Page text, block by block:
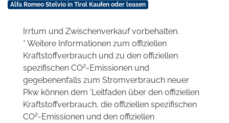
Alfa Romeo Stelvio in Tirol Kaufen oder leasen
Irrtum und Zwischenverkauf vorbehalten.
* Weitere Informationen zum offiziellen
Kraftstoffverbrauch und zu den offiziellen
spezifischen CO2-Emissionen und
gegebenenfalls zum Stromverbrauch neuer
Pkw können dem 'Leitfaden über den offiziellen
Kraftstoffverbrauch, die offiziellen spezifischen
CO2-Emissionen und den offiziellen